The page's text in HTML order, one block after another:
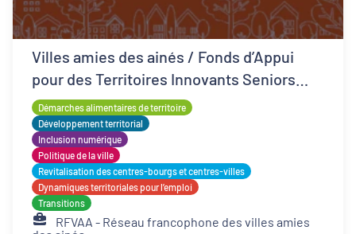
Villes amies des ainés / Fonds d’Appui
pour des Territoires Innovants Seniors
(FATIS)
Démarches alimentaires de territoire
Développement territorial
Inclusion numérique
Politique de la ville
Revitalisation des centres-bourgs et centres-villes
Dynamiques territoriales pour l’emploi
Transitions
RFVAA - Réseau francophone des villes amies